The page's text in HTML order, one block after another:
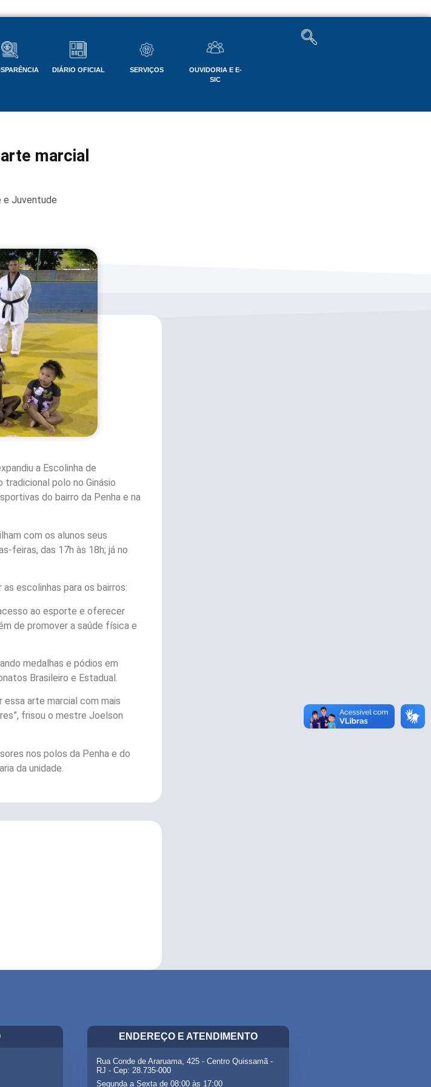
DIÁRIO OFICIAL SERVIÇOS
OUVIDORIA E E-
SIC
marcial
e Juventude
a Escolinha de
polo no Ginásio
do bairro da Penha e na
com os alunos seus
feiras, das 17h às 18h; já no
escolinhas para os bairros:
ao esporte e oferecer
de promover a saúde física e
medalhas e pódios em
Brasileiro e Estadual.
arte marcial com mais
frisou o mestre Joelson
nos polos da Penha e do
da unidade.
ENDEREÇO E ATENDIMENTO
Rua Conde de Araruama, 425 - Centro Quissamã -
RJ - Cep: 28.735-000
Segunda a Sexta de 08:00 às 17:00